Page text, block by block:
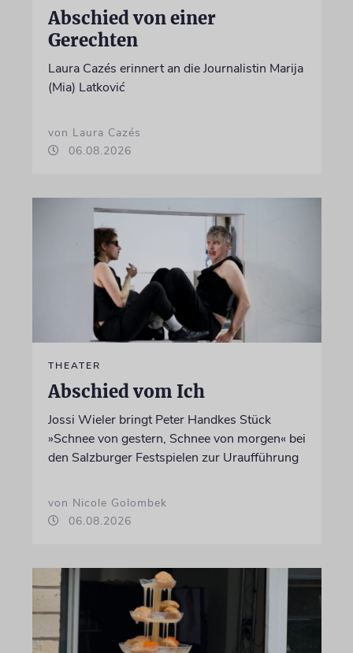
Abschied von einer
Gerechten
Laura Cazés erinnert an die Journalistin Marija
(Mia) Latković
von Laura Cazés
06.08.2026
THEATER
Abschied vom Ich
Jossi Wieler bringt Peter Handkes Stück
»Schnee von gestern, Schnee von morgen« bei
den Salzburger Festspielen zur Uraufführung
von Nicole Golombek
06.08.2026